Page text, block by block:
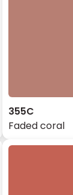
355C
Faded coral